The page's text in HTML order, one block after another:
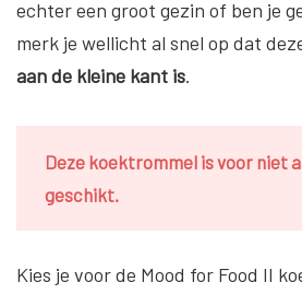
echter een groot gezin of ben je
merk je wellicht al snel op dat
aan de kleine kant is.
Deze koektrommel is voor niet
geschikt.
Kies je voor de Mood for Food II